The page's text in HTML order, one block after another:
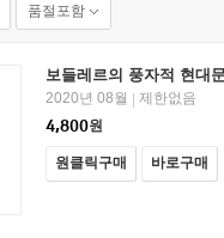
품절포함
보들레르의 풍자적 현대
2020년 08월 | 제한없음
4,800원
원클릭구매 바로구매